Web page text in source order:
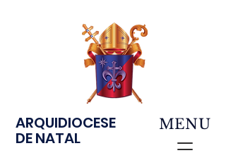
ARQUIDIOCESE
DE NATAL
MENU